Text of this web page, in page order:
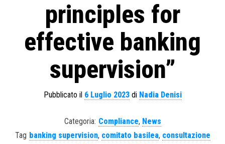
principles for
effective banking
supervision”
Pubblicato il 6 Luglio 2023di Nadia Denisi
Categoria: Compliance, News
Tag banking supervision, comitato basilea, consultazione